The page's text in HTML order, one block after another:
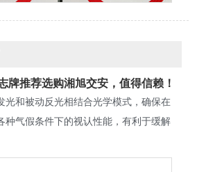
牌推荐选购湘旭交安，值得信赖！
光和被动反光相结合光学模式，确保在
种气假条件下的视认性能，有利于缓解